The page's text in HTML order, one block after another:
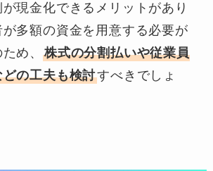
現金化できるメリットがあり
が多額の資金を用意する必要が
め、 株式の分割払いや従業員
の工夫も検討すべきでしょ